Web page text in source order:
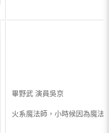
畢野武 演員吳京
火系魔法師，小時候因為魔法